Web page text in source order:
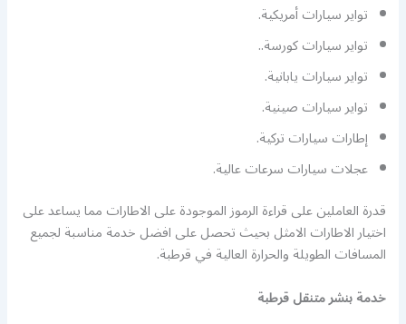
تواير سيارات أمريكية.
تواير سيارات كورسة..
تواير سيارات يابانية.
تواير سيارات صينية.
إطارات سيارات تركية.
عجلات سيارات سرعات عالية.
قدرة العاملين على قراءة الرموز الموجودة على الاطارات مما يساعد على
اختيار الاطارات الامثل بحيث تحصل على افضل خدمة مناسبة لجميع
المسافات الطويلة والحرارة العالية في قرطبة.
خدمة بنشر متنقل قرطبة